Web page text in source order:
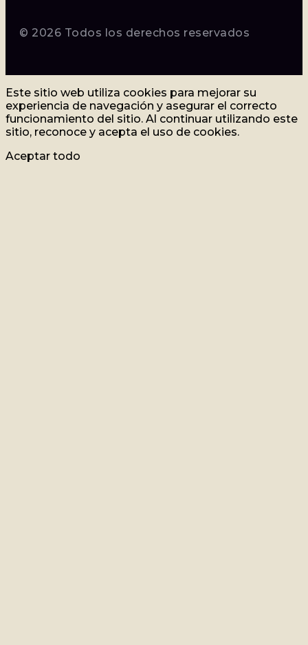
© 2026 Todos los derechos reservados
Este sitio web utiliza cookies para mejorar su
experiencia de navegación y asegurar el correcto
funcionamiento del sitio. Al continuar utilizando este
sitio, reconoce y acepta el uso de cookies.
Aceptar todo